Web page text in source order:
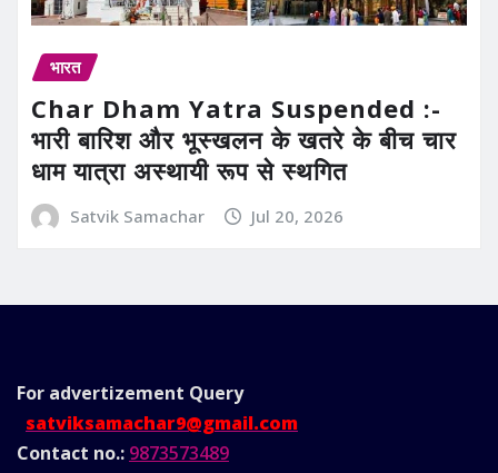
भारत
Char Dham Yatra Suspended :-
भारी बारिश और भूस्खलन के खतरे के बीच चार
धाम यात्रा अस्थायी रूप से स्थगित
Satvik Samachar Jul 20, 2026
For advertizement Query
satviksamachar9@gmail.com
Contact no.: 9873573489